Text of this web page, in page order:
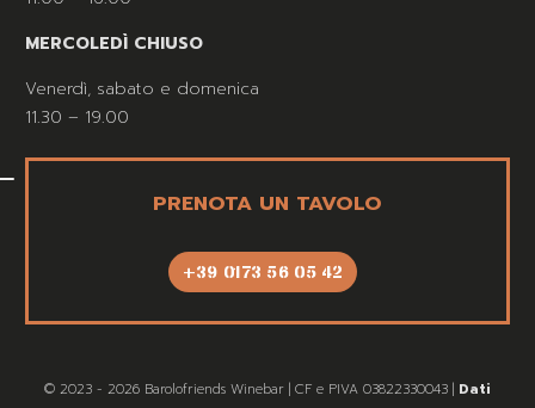
MERCOLEDÌ CHIUSO
Venerdì, sabato e domenica
11.30 – 19.00
PRENOTA UN TAVOLO
+39 0173 56 05 42
© 2023 - 2026 Barolofriends Winebar | CF e PIVA 03822330043 | Dati